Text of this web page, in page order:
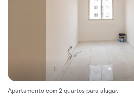
Apartamento com 2 quartos para alugar.